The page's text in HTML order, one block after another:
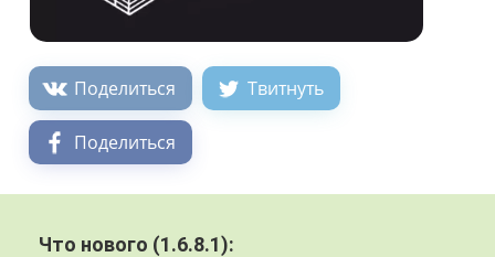
Поделиться Твитнуть
Поделиться
Что нового (1.6.8.1):